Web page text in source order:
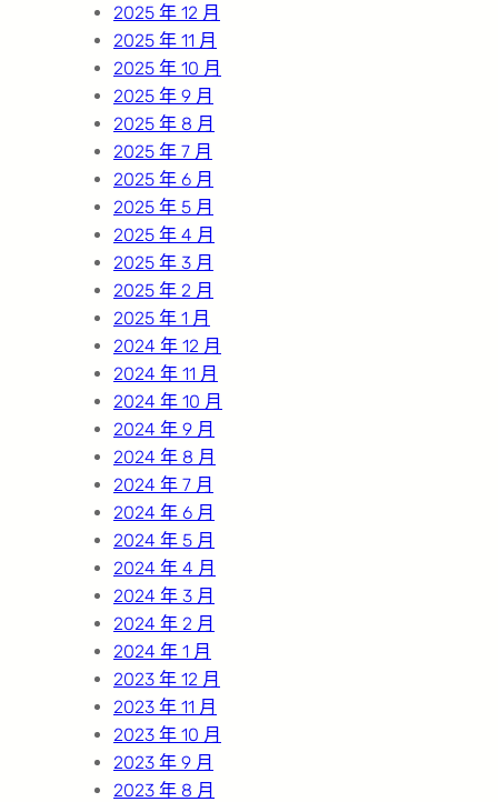
2025 年 12 月
2025 年 11 月
2025 年 10 月
2025 年 9 月
2025 年 8 月
2025 年 7 月
2025 年 6 月
2025 年 5 月
2025 年 4 月
2025 年 3 月
2025 年 2 月
2025 年 1 月
2024 年 12 月
2024 年 11 月
2024 年 10 月
2024 年 9 月
2024 年 8 月
2024 年 7 月
2024 年 6 月
2024 年 5 月
2024 年 4 月
2024 年 3 月
2024 年 2 月
2024 年 1 月
2023 年 12 月
2023 年 11 月
2023 年 10 月
2023 年 9 月
2023 年 8 月